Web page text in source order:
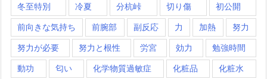
冬至特別 冷夏 分杭峠 切り傷 初公開
前向きな気持ち 前腕部 副反応 力 加熱 努力
努力が必要 努力と根性 労宮 効力 勉強時間
動功 匂い 化学物質過敏症 化粧品 化粧水